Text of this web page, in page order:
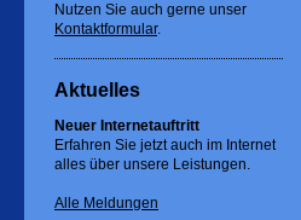
Nutzen Sie auch gerne unser
Kontaktformular.
Aktuelles
Neuer Internetauftritt
Erfahren Sie jetzt auch im Internet
alles über unsere Leistungen.
Alle Meldungen